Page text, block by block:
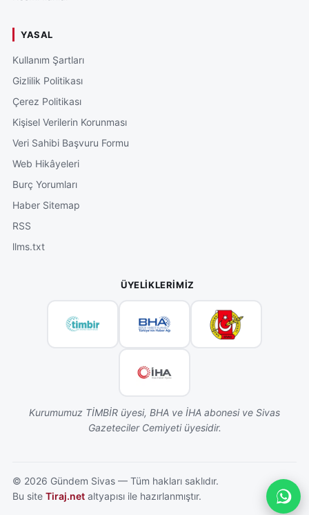
YASAL
Kullanım Şartları
Gizlilik Politikası
Çerez Politikası
Kişisel Verilerin Korunması
Veri Sahibi Başvuru Formu
Web Hikâyeleri
Burç Yorumları
Haber Sitemap
RSS
llms.txt
ÜYELIKLERIMIZ
Kurumumuz TİMBİR üyesi, BHA ve İHA abonesi ve Sivas
Gazeteciler Cemiyeti üyesidir.
© 2026 Gündem Sivas — Tüm hakları saklıdır.
Bu site Tiraj.net altyapısı ile hazırlanmıştır.